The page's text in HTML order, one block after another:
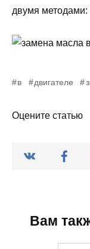
двумя методами:
в двигателе
Оцените статью
Вам